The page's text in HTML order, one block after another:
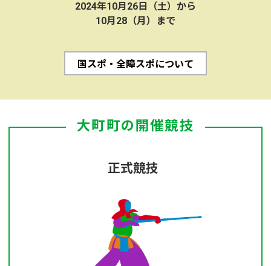
2024年10月26日（土）から
10月28（月）まで
国スポ・全障スポについて
大町町の開催競技
正式競技